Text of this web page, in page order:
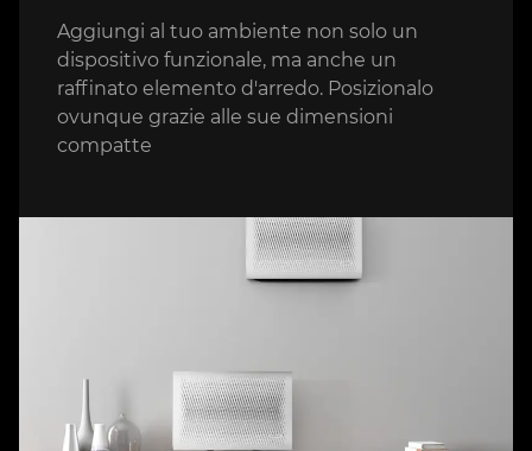
Aggiungi al tuo ambiente non solo un
dispositivo funzionale, ma anche un
raffinato elemento d'arredo. Posizionalo
ovunque grazie alle sue dimensioni
compatte